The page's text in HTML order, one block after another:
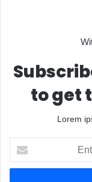
to get
Lorem
votre
adresse